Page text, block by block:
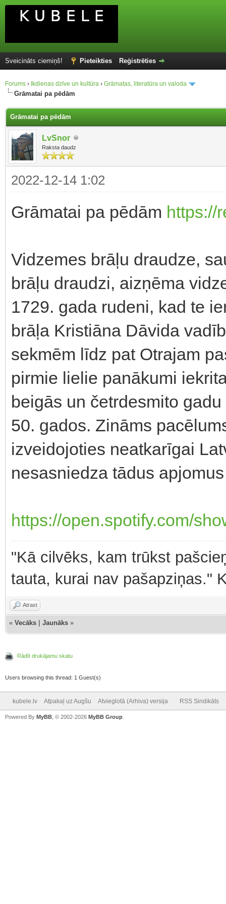
Sveicināts ciemiņš! Pieteikties Reģistrēties
Forums › Ikdienas dzīve un kultūra › Grāmatas, literatūra un valoda
Grāmatai pa pēdām
Grāmatai pa pēdām
LvSnor
Raksta daudz
2022-12-14 1:02
Grāmatai pa pēdām https://
Vidzemes brāļu draudze,
brāļu draudzi, aizņēma
1729. gada rudeni, kad te
brāļa Kristiāna Dāvida
sekmēm līdz pat Otrajam
pirmie lielie panākumi
beigās un četrdesmito
50. gados. Zināms
izveidojoties neatkarīgai
nesasniedza tādus
https://open.spotify.com/
"Kā cilvēks, kam trūkst
tauta, kurai nav pašapziņas."
Atrast
« Vecāks Jaunāks »
Rādīt drukājamu skatu
Users browsing this thread: 1 Guest(s)
kubele.lv Atpakaļ uz Augšu Atvieglotā (Arhiva) versija RSS Sindikāts
Powered By MyBB , © 2002-2026 MyBB Group